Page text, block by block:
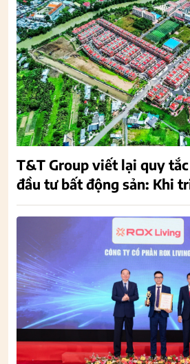
T&T Group viết lại quy
đầu tư bất động sản: Khi